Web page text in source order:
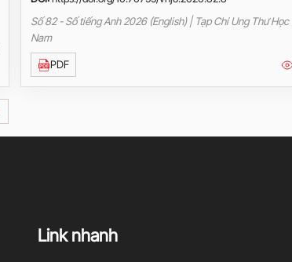
Số 82 - Số tiếng Anh 2026 (English) | Tạp Chí Ung Thư Học
Nam
PDF
Link nhanh